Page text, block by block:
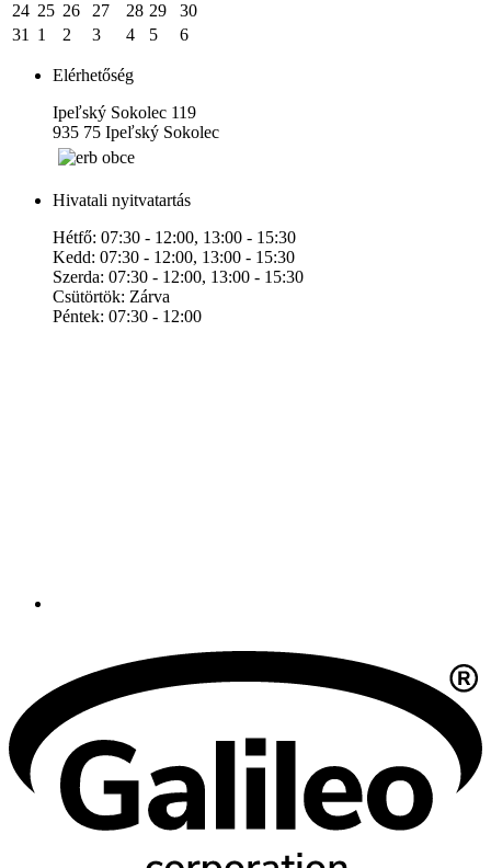
24 25 26 27 28 29
30
31
1 2 3 4 5 6
Elérhetőség
Ipeľský Sokolec 119
935 75 Ipeľský Sokolec
Hivatali nyitvatartás
Hétfő: 07:30 - 12:00, 13:00 - 15:30
Kedd: 07:30 - 12:00, 13:00 - 15:30
Szerda: 07:30 - 12:00, 13:00 - 15:30
Csütörtök: Zárva
Péntek: 07:30 - 12:00